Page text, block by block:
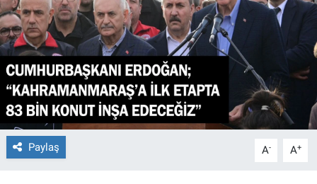
Paylaş A- A+
ÇEVRE
HABERDE İNSAN
EĞİTİM
BİLİM VE TEKNOLOJİ